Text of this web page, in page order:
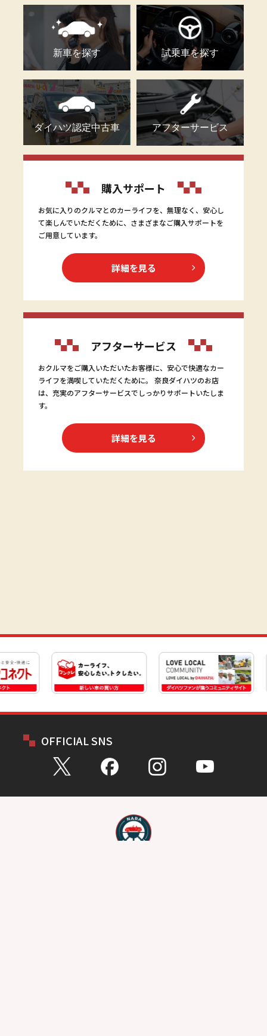
新車を探す 試乗車を探す
ダイハツ認定中古車 アフターサービス
購入サポート
お気に入りのクルマとのカーライフを、無理なく、安心し
て楽しんでいただくために、さまざまなご購入サポートを
ご用意しています。
詳細を見る
アフターサービス
おクルマをご購入いただいたお客様に、安心で快適なカー
ライフを満喫していただくために。 奈良ダイハツのお店
は、充実のアフターサービスでしっかりサポートいたしま
す。
詳細を見る
OFFICIAL SNS